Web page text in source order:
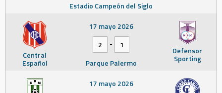
Estadio Campeón del Siglo
Central
Español
Defensor
Sporting
17 mayo 2026
2
-
1
Parque Palermo
17 mayo 2026